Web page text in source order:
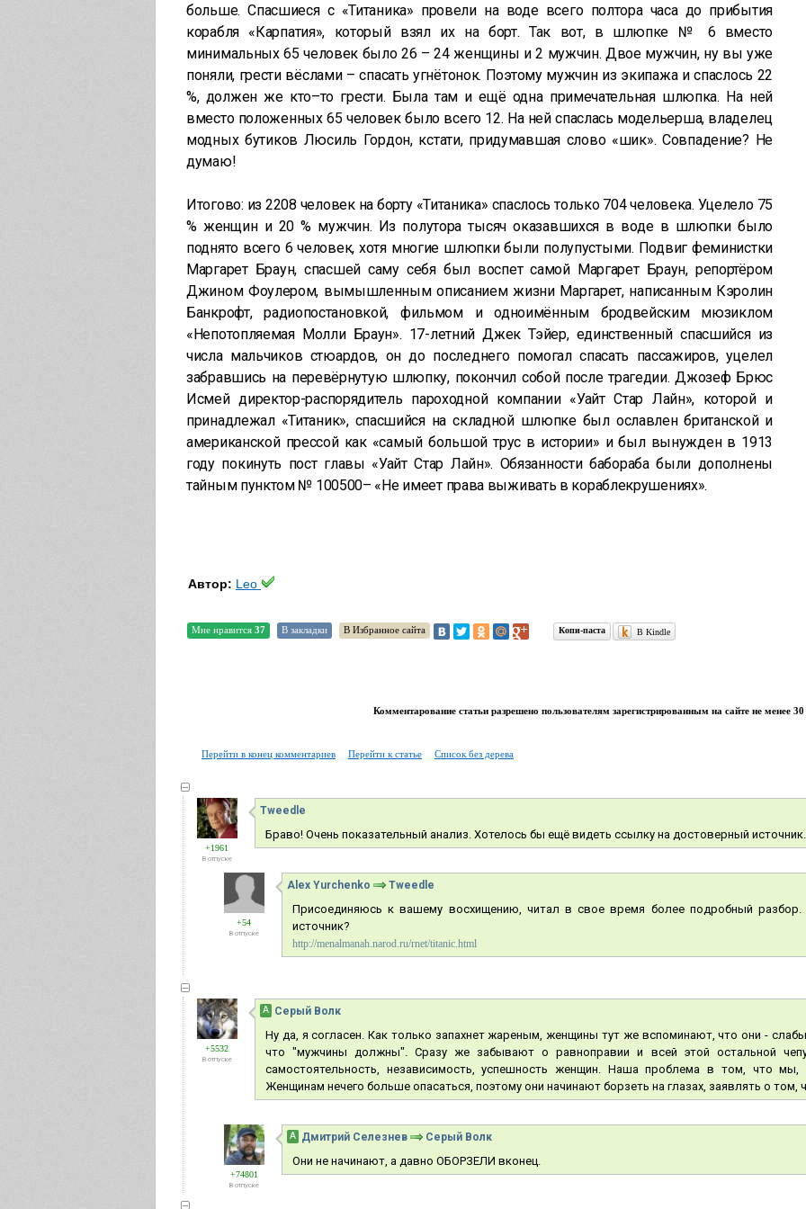
больше. Спасшиеся с «Титаника» провели на воде всего полтора часа до прибытия
корабля «Карпатия», который взял их на борт. Так вот, в шлюпке № 6 вместо
минимальных 65 человек было 26 – 24 женщины и 2 мужчин. Двое мужчин, ну вы уже
поняли, грести вёслами – спасать угнётонок. Поэтому мужчин из экипажа и спаслось 22
%, должен же кто–то грести. Была там и ещё одна примечательная шлюпка. На ней
вместо положенных 65 человек было всего 12. На ней спаслась модельерша, владелец
модных бутиков Люсиль Гордон, кстати, придумавшая слово «шик». Совпадение? Не
думаю!
Итогово: из 2208 человек на борту «Титаника» спаслось только 704 человека. Уцелело 75
% женщин и 20 % мужчин. Из полутора тысяч оказавшихся в воде в шлюпки было
поднято всего 6 человек, хотя многие шлюпки были полупустыми. Подвиг феминистки
Маргарет Браун, спасшей саму себя был воспет самой Маргарет Браун, репортёром
Джином Фоулером, вымышленным описанием жизни Маргарет, написанным Кэролин
Банкрофт, радиопостановкой, фильмом и одноимённым бродвейским мюзиклом
«Непотопляемая Молли Браун». 17-летний Джек Тэйер, единственный спасшийся из
числа мальчиков стюардов, он до последнего помогал спасать пассажиров, уцелел
забравшись на перевёрнутую шлюпку, покончил собой после трагедии. Джозеф Брюс
Исмей директор-распорядитель пароходной компании «Уайт Стар Лайн», которой и
принадлежал «Титаник», спасшийся на складной шлюпке был ославлен британской и
американской прессой как «самый большой трус в истории» и был вынужден в 1913
году покинуть пост главы «Уайт Стар Лайн». Обязанности бабораба были дополнены
тайным пунктом № 100500– «Не имеет права выживать в кораблекрушениях».
Автор: Leo
Мне нравится 37 В закладки В Избранное сайта В Kindle
Копи-паста
Комментарование статьи разрешено пользователям зарегистрированным на сайте не менее
Перейти в конец комментариев Перейти к статье Список без дерева
+1961
В отпуске
Tweedle
Браво! Очень показательный анализ. Хотелось бы ещё видеть ссылку на достоверный источник.
+54
В отпуске
Alex Yurchenko Tweedle
Присоединяюсь к вашему восхищению, читал в свое время более подробный
источник?
http://menalmanah.narod.ru/rnet/titanic.html
+5532
В отпуске
А Серый Волк
Ну да, я согласен. Как только запахнет жареным, женщины тут же вспоминают, что они -
что "мужчины должны". Сразу же забывают о равноправии и всей этой остальной
самостоятельность, независимость, успешность женщин. Наша проблема в том, что
Женщинам нечего больше опасаться, поэтому они начинают борзеть на глазах, заявлять о том,
+74801
В отпуске
А Дмитрий Селезнев Серый Волк
Они не начинают, а давно ОБОРЗЕЛИ вконец.